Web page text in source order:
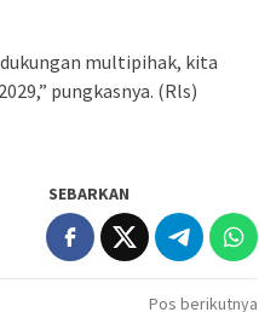
multipihak, kita
pungkasnya. (Rls)
SEBARKAN
Pos berikutnya